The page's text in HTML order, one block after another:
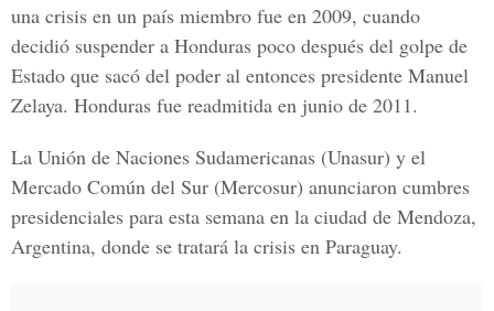
una crisis en un país miembro fue en 2009, cuando
decidió suspender a Honduras poco después del golpe de
Estado que sacó del poder al entonces presidente Manuel
Zelaya. Honduras fue readmitida en junio de 2011.
La Unión de Naciones Sudamericanas (Unasur) y el
Mercado Común del Sur (Mercosur) anunciaron cumbres
presidenciales para esta semana en la ciudad de Mendoza,
Argentina, donde se tratará la crisis en Paraguay.